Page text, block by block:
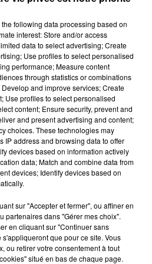
pas du même avis : pour lui,
», assure-t-il. Les jeunes
bien plus supérieure à 6,90
de la tarte aux pommes).
DU SOL annonce un nouvel
après sa tournée mondiale
et Amélie Lens dévoilent leur
tant attendue
the following data processing based on
interest: Store and/or access
data to select advertising; Create
Use profiles to select personalised
performance; Measure content
through statistics or combinations
and improve services; Create
Use profiles to select personalised
content; Ensure security, prevent and
and present advertising and content;
choices. These technologies may
IP address and browsing data to offer
devices based on information actively
data; Match and combine data from
devices; Identify devices based on
sur "Accepter et fermer", ou affiner en
partenaires dans "Gérer mes choix".
en cliquant sur "Continuer sans
que pour ce site. Vous
ou retirer votre consentement à tout
situé en bas de chaque page.